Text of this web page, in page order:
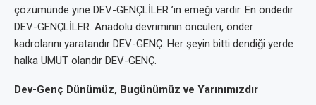
çözümünde yine DEV-GENÇLİLER ’in emeği vardır. En öndedir
DEV-GENÇLİLER. Anadolu devriminin öncüleri, önder
kadrolarını yaratandır DEV-GENÇ. Her şeyin bitti dendiği yerde
halka UMUT olandır DEV-GENÇ.
Dev-Genç Dünümüz, Bugünümüz ve Yarınımızdır